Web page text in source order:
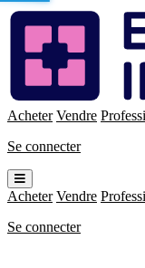
Enchères
Immo
Acheter Vendre
Se connecter
Ouvrir
le
menu
Acheter Vendre
Se connecter